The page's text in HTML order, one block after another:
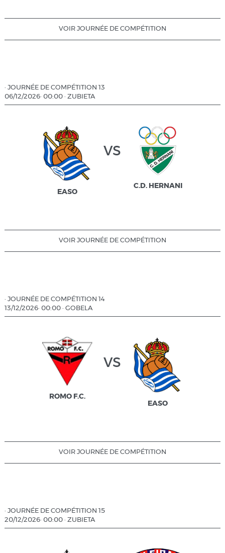
VOIR JOURNÉE DE COMPÉTITION
· JOURNÉE DE COMPÉTITION 13
06/12/2026· 00:00 · ZUBIETA
EASO
vs
C.D. HERNANI
VOIR JOURNÉE DE COMPÉTITION
· JOURNÉE DE COMPÉTITION 14
13/12/2026· 00:00 · GOBELA
ROMO F.C.
vs
EASO
VOIR JOURNÉE DE COMPÉTITION
· JOURNÉE DE COMPÉTITION 15
20/12/2026· 00:00 · ZUBIETA